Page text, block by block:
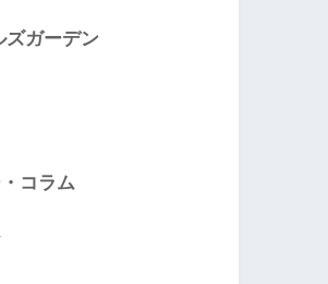
ズガーデン
コラム